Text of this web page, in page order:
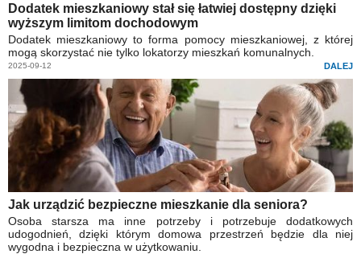
Dodatek mieszkaniowy stał się łatwiej dostępny dzięki
wyższym limitom dochodowym
Dodatek mieszkaniowy to forma pomocy mieszkaniowej, z której
mogą skorzystać nie tylko lokatorzy mieszkań komunalnych.
2025-09-12 DALEJ
Jak urządzić bezpieczne mieszkanie dla seniora?
Osoba starsza ma inne potrzeby i potrzebuje dodatkowych
udogodnień, dzięki którym domowa przestrzeń będzie dla niej
wygodna i bezpieczna w użytkowaniu.